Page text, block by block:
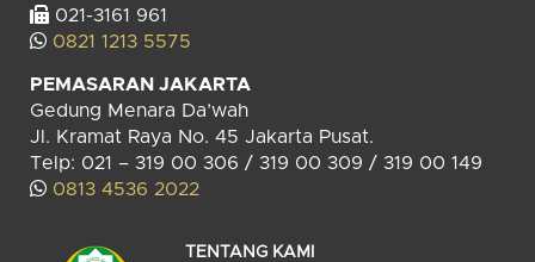
021-3161 961
0821 1213 5575
PEMASARAN JAKARTA
Gedung Menara Da’wah
Jl. Kramat Raya No. 45 Jakarta Pusat.
Telp: 021 – 319 00 306 / 319 00 309 / 319 00 149
0813 4536 2022
TENTANG KAMI